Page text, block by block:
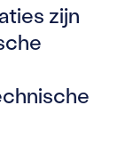
zijn